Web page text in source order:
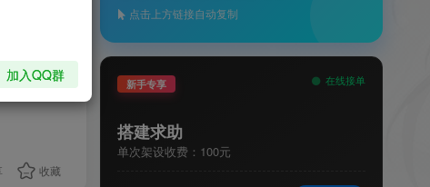
收藏
点击上方链接自动复制
新手专享 在线接单
搭建求助
单次架设收费：100元
加入QQ群